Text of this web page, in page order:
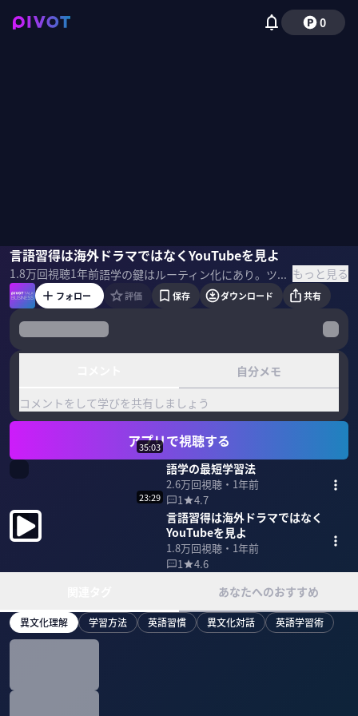
0
言語習得は海外ドラマではなくYouTubeを見よ
1.8万回視聴1年前 語学の鍵はルーティン化にあり。ツールを使いこなせば、忙しくても英語が話せるようになる。言語学習系YouTuberのKazu Languagesさんに、英語学習のHow toを聞いた。 ＜ゲスト＞ Kazu Languages｜動画クリエイター スペインの音楽に関心を抱いたことをきっかけとして、独学で外国語学習を開始。以降、6年間で14カ国語を学習中(スペイン語、英語、フランス語、アラビア語、インドネシア 語、ロシア語、ポルトガル語、ドイツ語、トルコ語、中国語、タイ語、韓国語、ポーランド語、オランダ語)。 外国語学習の楽しさを発信するため、 2022年に本格的に「Kazu Languages」というチャンネル名でYouTuberとしての活動を開始。YouTube、TikTok、Instagram、Facebook、Bilibiliの総フォロワー数は現在、のべ350万人となっている。 ▼参考書籍 Kazu Languages『ゼロから12ヵ国語マスターした私の最強の外国語習得法』 もっと見る
KazuLanguages野嶋紗己子
フォロー 評価 保存 ダウンロード 共有
自分メモ
コメントをして学びを共有しましょう
アプリで視聴する
35:03
語学の最短学習法
2.6万回視聴・ 1年前
1
4.7
23:29
言語習得は海外ドラマではなく
YouTubeを見よ
1.8万回視聴・ 1年前
1
4.6
あなたへのおすすめ
異文化理解 学習方法 英語習慣 異文化対話 英語学習術